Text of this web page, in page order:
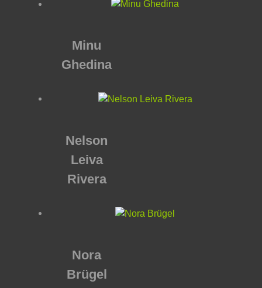
Minu
Ghedina
Nelson
Leiva
Rivera
Nora
Brügel